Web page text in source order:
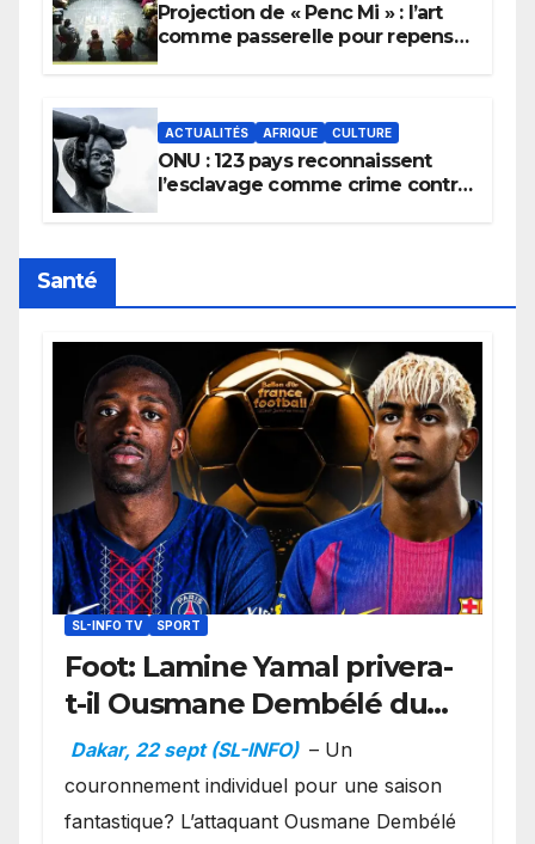
Projection de « Penc Mi » : l’art
comme passerelle pour repenser
ACTUALITÉS AFRIQUE CULTURE
ONU : 123 pays reconnaissent
l’esclavage comme crime contre
Santé
SL-INFO TV SPORT
Foot: Lamine Yamal privera-
t-il Ousmane Dembélé du
Ballon d’or ?
Dakar, 22 sept (SL-INFO) – Un
couronnement individuel pour une saison
fantastique? L’attaquant Ousmane Dembélé